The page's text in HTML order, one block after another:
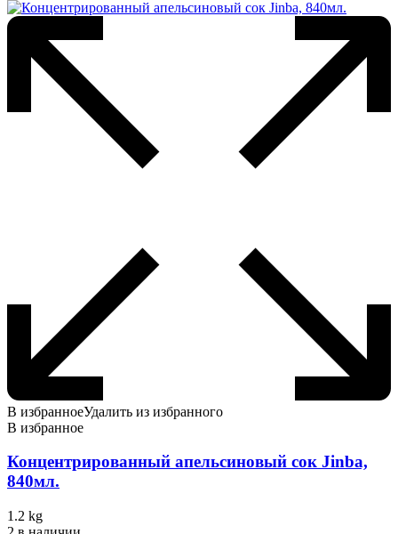
В избранноеУдалить из избранного
В избранное
Концентрированный апельсиновый сок Jinba,
840мл.
1.2 kg